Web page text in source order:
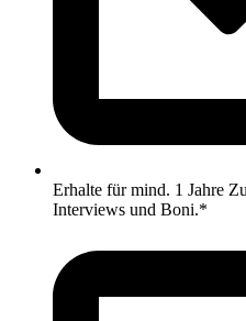
Erhalte für mind. 1 Jahre
Interviews und Boni.*